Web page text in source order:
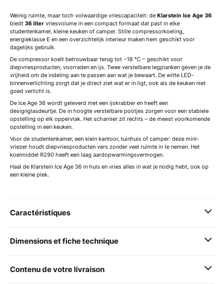
Weinig ruimte, maar toch volwaardige vriescapaciteit: de Klarstein Ice Age 36
biedt 36 liter vriesvolume in een compact formaat dat past in elke
studentenkamer, kleine keuken of camper. Stille compressorkoeling,
energieklasse E en een overzichtelijk interieur maken hem geschikt voor
dagelijks gebruik.
De compressor koelt betrouwbaar terug tot −18 °C – geschikt voor
diepvriesproducten, voorraden en ijs. Twee verstelbare legplanken geven je de
vrijheid om de indeling aan te passen aan wat je bewaart. De witte LED-
binnenverlichting zorgt dat je direct ziet wat er in ligt, ook als de keuken niet
goed verlicht is.
De Ice Age 36 wordt geleverd met een ijskrabber en heeft een
designglasdeurtje. De in hoogte verstelbare pootjes zorgen voor een stabiele
opstelling op elk oppervlak. Het scharnier zit rechts – de meest voorkomende
opstelling in een keuken.
Voor de studentenkamer, een klein kantoor, tuinhuis of camper: deze mini-
vriezer houdt diepvriesproducten vers zonder veel ruimte in te nemen. Het
koelmiddel R290 heeft een laag aardopwarmingsvermogen.
Haal de Klarstein Ice Age 36 in huis en vries alles in wat je nodig hebt, ook op
een kleine plek.
Caractéristiques
Dimensions et fiche technique
Contenu de votre livraison